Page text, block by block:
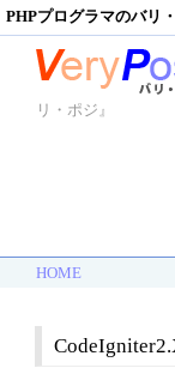
PHPプログラマのバリ
リ・ポジ』
HOME